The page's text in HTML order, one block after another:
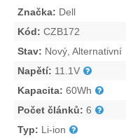
Značka: Dell
Kód: CZB172
Stav: Nový, Alternativní
Napětí: 11.1V
Kapacita: 60Wh
Počet článků: 6
Typ: Li-ion